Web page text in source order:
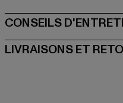
CONSEILS
LIVRAISONS ET